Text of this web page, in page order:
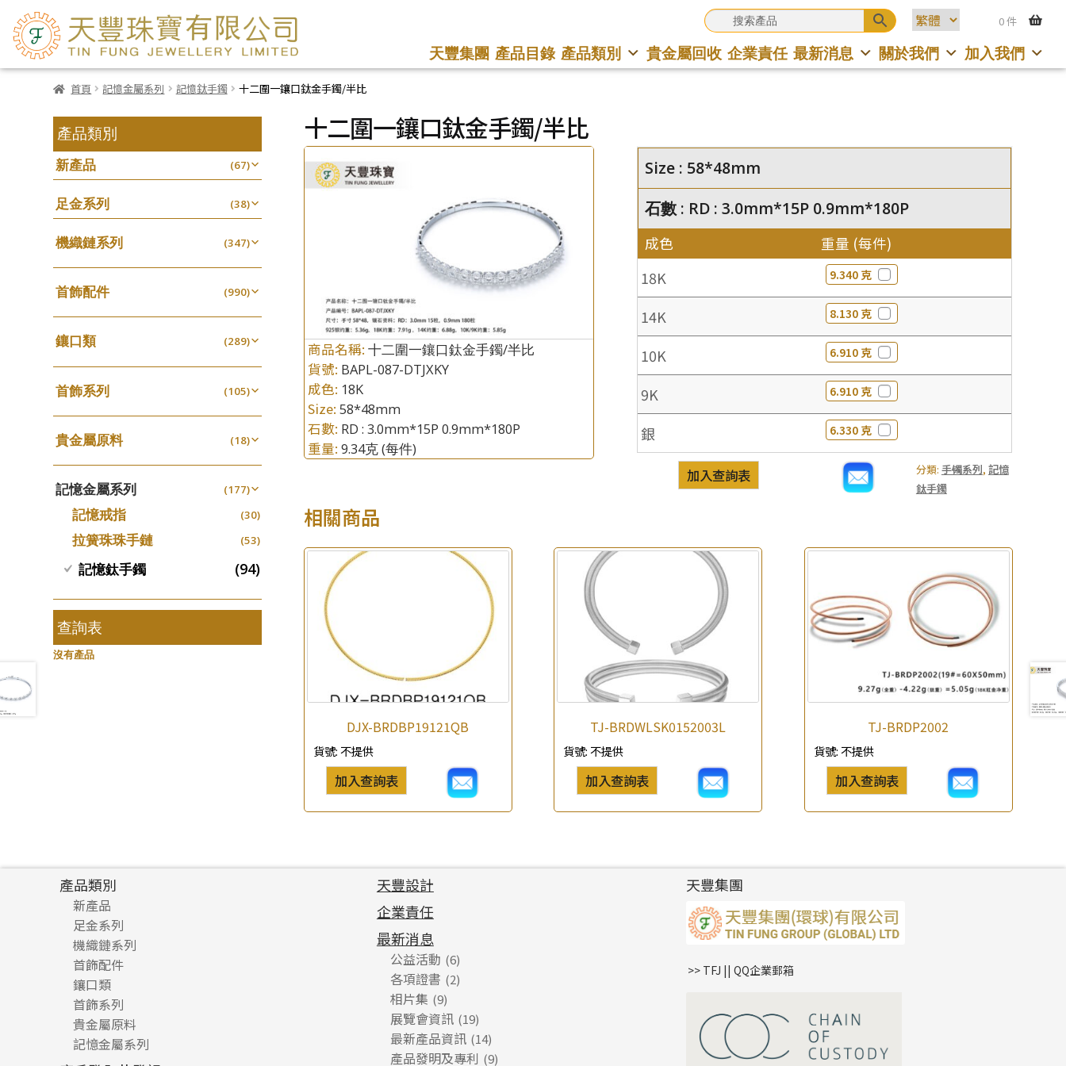
0 件
天豐集團 產品目錄 產品類別 貴金屬回收 企業責任 最新消息 關於我們 加入我們
首頁 記憶金屬系列 記憶鈦手鐲 十二圍一鑲口鈦金手鐲/半比
十二圍一鑲口鈦金手鐲/半比
產品查詢 ×
* 你的名字
商品名稱: 十二圍一鑲口鈦金手鐲/半比
貨號: BAPL-087-DTJXKY
成色: 18K
Size: 58*48mm
石數: RD : 3.0mm*15P 0.9mm*180P
重量: 9.34克(每件)
Size : 58*48mm
石數 : RD : 3.0mm*15P 0.9mm*180P
成色 重量 (每件)
18K 9.340 克
14K 8.130 克
10K 6.910 克
9K 6.910 克
銀 6.330 克
分類: 手镯系列, 記憶
鈦手鐲
加入查詢表
相關商品
DJX-BRDBP19121QB
貨號:不提供
加入查詢表
TJ-BRDWLSK0152003L
貨號: 不提供
加入查詢表
TJ-BRDP2002
貨號:不提供
加入查詢表
產品類別
新產品 (67)
足金系列 (38)
機織鏈系列 (347)
珠仔鏈 (25)
镶口链 (61)
管狀網鏈 (11)
十字鏈系列 (56)
十字車花鏈系列 (48)
十字閃O鏈系列 (27)
十字錘打鏈系列 (17)
側身車花鏈系列 (8)
側身鏈系列
肖邦鏈系列 (14)
雙十字鏈系列 (4)
水波鏈系列 (4)
蛇骨鏈系列 (6)
鏈尾系列 (6)
盒子鏈系列
嘴唇鏈系列
首飾配件 (990)
耳環類配件 (341)
卷迫系列 (13)
螺絲迫系列 (15)
梅花迫系列 (19)
平臺迫系列 (74)
綫拍系列 (42)
美拍系列 (16)
耳針系列 (6)
耳環扣系列 (29)
耳綫/耳鈎系列 (25)
耳環爪頭 (29)
耳環 (71)
鏈類配件
調節珠系列
生圈扣系列
鴨俐制系列
字印牌系列
字母吊墜
項鏈吊墜
生肖吊墜 (27)
管扣系列
星座吊墜
其他類配件 (161)
珠盤系列 (16)
袖口鈕系列 (7)
焊片及鐳射綫 (2)
空心車花管 (19)
其他 (104)
無孔光身珠 (7)
無孔批花珠
空心批花珠
鑲口類 (289)
四爪頭系列 (20)
六爪頭系列 (41)
車花片 (35)
動感車花片 (20)
鑲口戒指 (16)
鑲口手鏈系列 (146)
首飾系列 (105)
手镯系列 (8)
戒指系列 (8)
空心耳環 (27)
空心车花管首饰链 (15)
空心手鐲系列 (8)
牛仔鏈 (37)
貴金屬原料 (18)
千足金 (18)
記憶金屬系列 (177)
記憶戒指 (30)
拉簧珠珠手鏈 (53)
記憶鈦手鐲 (94)
查詢表
沒有產品
*你的名字
公司名稱
產品類別
新產品
足金系列
足金配件
機織鏈系列
珠仔鏈
镶口链
管狀網鏈
十字車花鏈系列
十字閃O鏈系列
首飾配件
耳環類配件
卷迫系列
螺絲迫系列
梅花迫系列
鏈類配件
動感車花吊墜
調節珠系列
其他類配件
珠盤系列
珠類配件
鑲口類
四爪頭系列
六爪頭系列
車花片
首飾系列
手镯系列
戒指系列
貴金屬原料
千足金
記憶金屬系列
天豐設計
企業責任
最新消息
公益活動 (6)
各項證書 (2)
相片集 (9)
展覽會資訊 (19)
最新產品資訊 (14)
產品發明及專利 (9)
天豐集團
>> TFJ || QQ企業郵箱